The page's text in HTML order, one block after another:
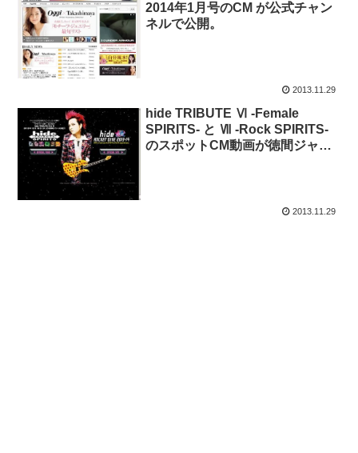
2014年1月号のCM が公式チャン
ネルで公開。
2013.11.29
hide TRIBUTE Ⅵ -Female
SPIRITS- と Ⅶ -Rock SPIRITS-
のスポットCM動画が徳間ジャパ
2013.11.29